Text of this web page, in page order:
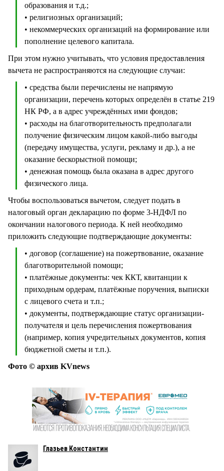
образования и т.д.;
• религиозных организаций;
• некоммерческих организаций на формирование или
пополнение целевого капитала.
При этом нужно учитывать, что условия предоставления
вычета не распространяются на следующие случаи:
• средства были перечислены не напрямую
организации, перечень которых определён в статье 219
НК РФ, а в адрес учреждённых ими фондов;
• расходы на благотворительность предполагали
получение физическим лицом какой-либо выгоды
(передачу имущества, услуги, рекламу и др.), а не
оказание бескорыстной помощи;
• денежная помощь была оказана в адрес другого
физического лица.
Чтобы воспользоваться вычетом, следует подать в
налоговый орган декларацию по форме 3-НДФЛ по
окончании налогового периода. К ней необходимо
приложить следующие подтверждающие документы:
• договор (соглашение) на пожертвование, оказание
благотворительной помощи;
• платёжные документы: чек ККТ, квитанции к
приходным ордерам, платёжные поручения, выписки
с лицевого счета и т.п.;
• документы, подтверждающие статус организации-
получателя и цель перечисления пожертвования
(например, копия учредительных документов, копия
бюджетной сметы и т.п.).
Фото © архив KVnews
Глазьев Константин